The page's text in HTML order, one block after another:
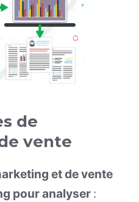
de
vente
et de vente
pour analyser :